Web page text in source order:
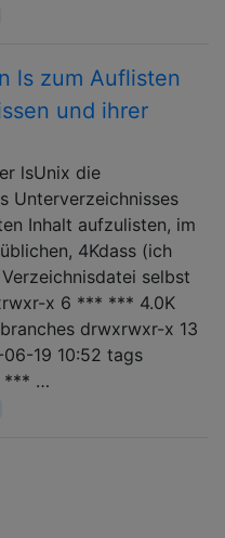
ls zum Auflisten
und ihrer
lsUnix die
Unterverzeichnisses
Inhalt aufzulisten, im
4Kdass (ich
selbst
x 6 *** *** 4.0K
drwxrwxr-x 13
19 10:52 tags
*** …